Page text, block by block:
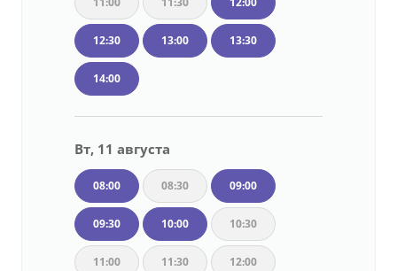
12:30 13:00 13:30
14:00
Вт, 11 августа
08:00 08:30 09:00
09:30 10:00 10:30
11:00 11:30 12:00